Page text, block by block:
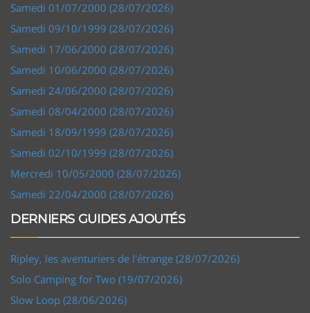
Samedi 01/07/2000 (28/07/2026)
Samedi 09/10/1999 (28/07/2026)
Samedi 17/06/2000 (28/07/2026)
Samedi 10/06/2000 (28/07/2026)
Samedi 24/06/2000 (28/07/2026)
Samedi 08/04/2000 (28/07/2026)
Samedi 18/09/1999 (28/07/2026)
Samedi 02/10/1999 (28/07/2026)
Mercredi 10/05/2000 (28/07/2026)
Samedi 22/04/2000 (28/07/2026)
DERNIERS GUIDES AJOUTÉS
Ripley, les aventuriers de l'étrange (28/07/2026)
Solo Camping for Two (19/07/2026)
Slow Loop (28/06/2026)